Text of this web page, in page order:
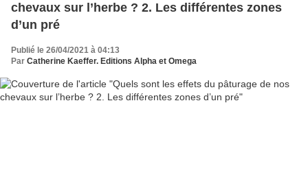
chevaux sur l’herbe ? 2. Les différentes zones
d’un pré
Publié le 26/04/2021 à 04:13
Par Catherine Kaeffer. Editions Alpha et Omega